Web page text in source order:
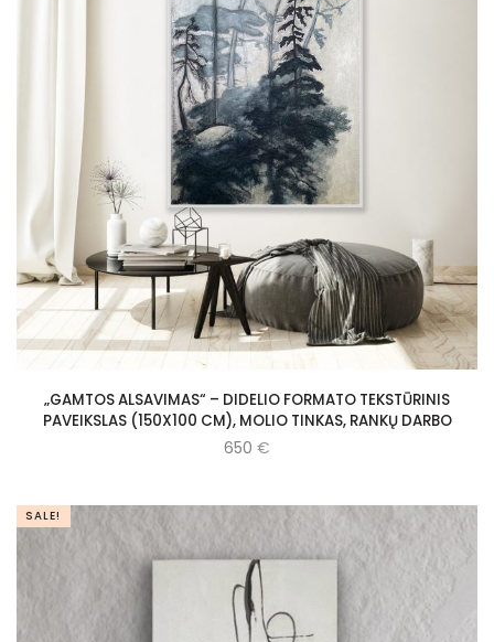
„GAMTOS ALSAVIMAS“ – DIDELIO FORMATO TEKSTŪRINIS
PAVEIKSLAS (150X100 CM), MOLIO TINKAS, RANKŲ DARBO
650 €
SALE!